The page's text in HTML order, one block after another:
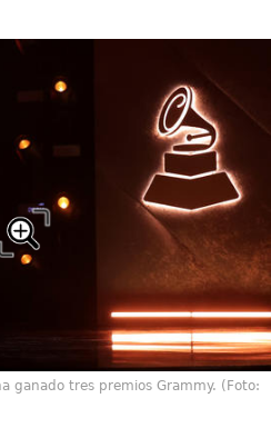
ganado tres premios Grammy. (Foto: